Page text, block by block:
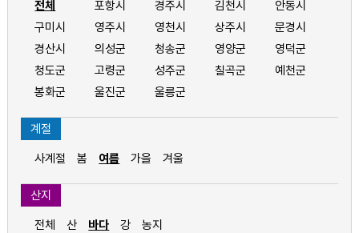
전체 포항시 경주시 김천시
안동시
구미시
영주시 영천시 상주시
문경시
경산시
의성군 청송군 영양군
영덕군
청도군
고령군 성주군 칠곡군
예천군
봉화군
울진군 울릉군
계절
사계절 봄 여름 가을 겨울
산지
전체 산 바다 강 농지